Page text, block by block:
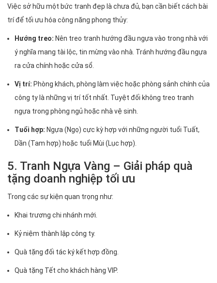
Việc sở hữu một bức tranh đẹp là chưa đủ, bạn cần biết cách bài
trí để tối ưu hóa công năng phong thủy:
Hướng treo: Nên treo tranh hướng đầu ngựa vào trong nhà với
ý nghĩa mang tài lộc, tin mừng vào nhà. Tránh hướng đầu ngựa
ra cửa chính hoặc cửa sổ.
Vị trí: Phòng khách, phòng làm việc hoặc phòng sảnh chính của
công ty là những vị trí tốt nhất. Tuyệt đối không treo tranh
ngựa trong phòng ngủ hoặc nhà vệ sinh.
Tuổi hợp: Ngựa (Ngọ) cực kỳ hợp với những người tuổi Tuất,
Dần (Tam hợp) hoặc tuổi Mùi (Lục hợp).
5. Tranh Ngựa Vàng – Giải pháp quà
tặng doanh nghiệp tối ưu
Trong các sự kiện quan trọng như:
Khai trương chi nhánh mới.
Kỷ niệm thành lập công ty.
Quà tặng đối tác ký kết hợp đồng.
Quà tặng Tết cho khách hàng VIP.